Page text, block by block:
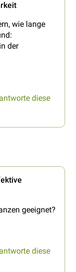
wie lange
der
diese
geeignet?
diese